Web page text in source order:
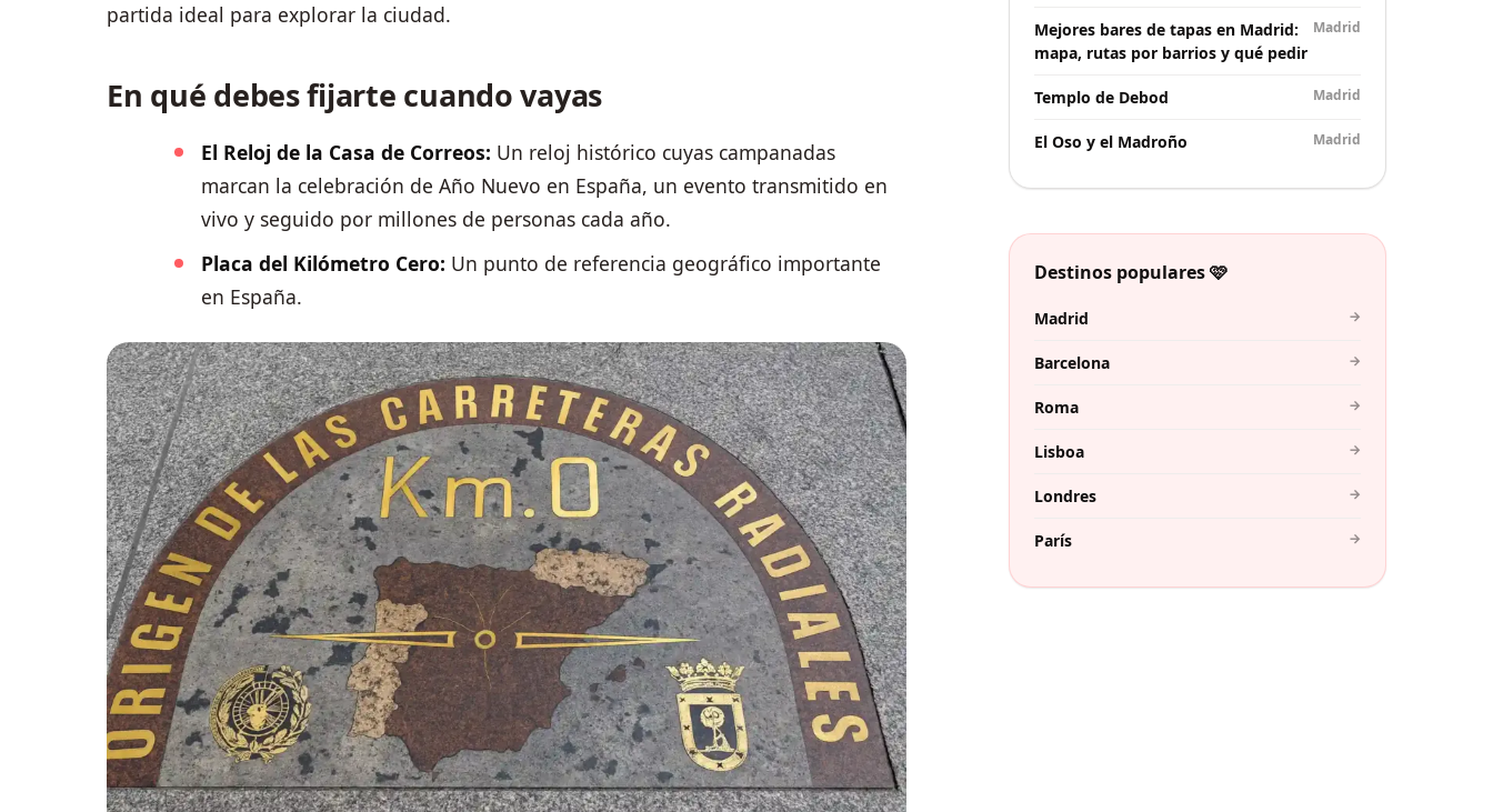
partida ideal para explorar la ciudad.
En qué debes fijarte cuando vayas
El Reloj de la Casa de Correos: Un reloj histórico cuyas campanadas
marcan la celebración de Año Nuevo en España, un evento transmitido en
vivo y seguido por millones de personas cada año.
Placa del Kilómetro Cero: Un punto de referencia geográfico importante
en España.
Mejores bares de tapas en Madrid:
mapa, rutas por barrios y qué pedir
Madrid
Templo de Debod Madrid
El Oso y el Madroño Madrid
Destinos populares 🩷
Madrid →
Barcelona →
Roma →
Lisboa →
Londres →
París →